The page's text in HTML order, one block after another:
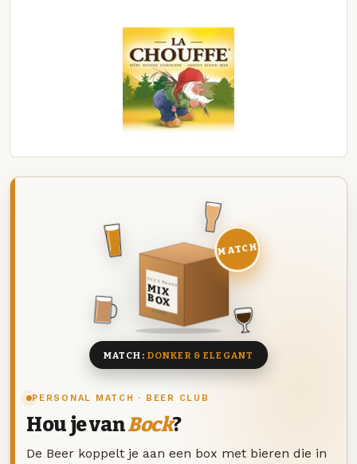
PERSONAL MATCH · BEER CLUB
Hou je vanBock?
De Beer koppelt je aan een box met bieren die in
DEZE MAAND
MIX
BOX
8 BIEREN
MATCH
MATCH: DONKER & ELEGANT